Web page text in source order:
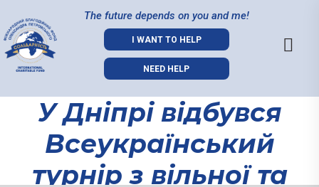
The future depends on you and me!
I WANT TO HELP
NEED HELP
У Дніпрі відбувся
Всеукраїнський
турнір з вільної та